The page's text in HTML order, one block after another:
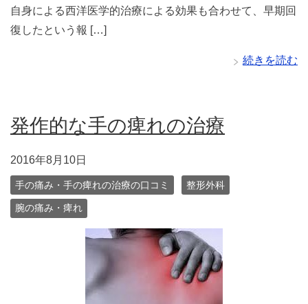
自身による西洋医学的治療による効果も合わせて、早期回
復したという報 […]
続きを読む
発作的な手の痺れの治療
2016年8月10日
手の痛み・手の痺れの治療の口コミ 整形外科
腕の痛み・痺れ